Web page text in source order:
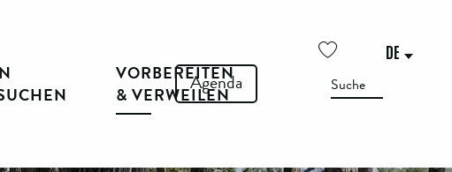
Agenda Voir les favoris
DE
VORBEREITEN
& VERWEILEN